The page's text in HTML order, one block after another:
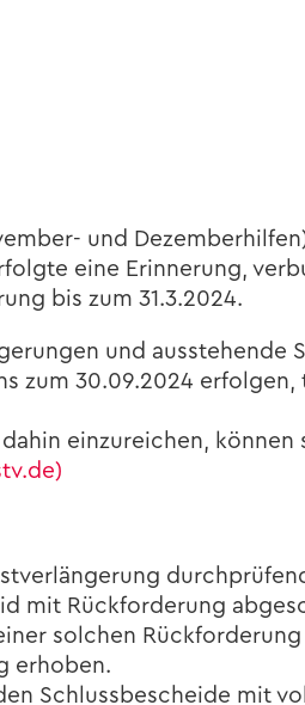
und
eine Er­in­ne­rung,
bis zum 31.3.2024.
und aus­ste­hen­de
zum 30.09.2024
ein­zu­rei­chen, kön­nen
mit Rück­for­de­rung
sol­chen
er­ho­ben.
Schluss­be­schei­de mit